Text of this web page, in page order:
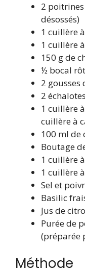
2
désossés)
1 cuillère
1 cuillère
150 g de
½ bocal
2 gousses
2
1 cuillère
cuillère à
100 ml de
Boutage
1 cuillère
1 cuillère
Sel et
Basilic
Jus de
Purée de
(préparée
Méthode